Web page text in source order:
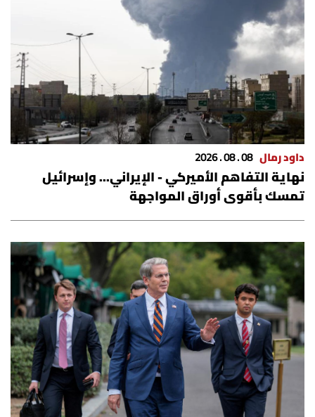
داود رمال 08 . 08 . 2026
نهاية التفاهم الأميركي - الإيراني... وإسرائيل
تمسك بأقوى أوراق المواجهة